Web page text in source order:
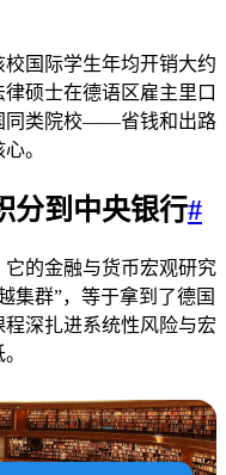
国际学生年均开销大约
硕士在德语区雇主里口
同类院校——省钱和出路
。
分到中央银行#
的金融与货币宏观研究
集群”，等于拿到了德国
深扎进系统性风险与宏